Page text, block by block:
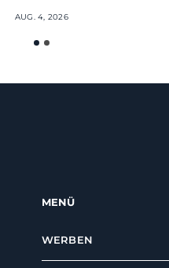
AUG. 4, 2026
MENÜ
WERBEN